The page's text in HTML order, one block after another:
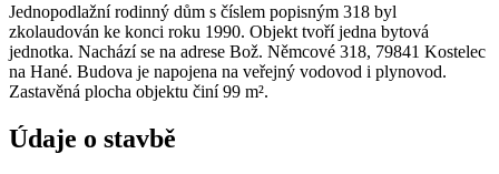
Jednopodlažní rodinný dům s číslem popisným 318 byl
zkolaudován ke konci roku 1990. Objekt tvoří jedna bytová
jednotka. Nachází se na adrese Bož. Němcové 318, 79841 Kostelec
na Hané. Budova je napojena na veřejný vodovod i plynovod.
Zastavěná plocha objektu činí 99 m².
Údaje o stavbě